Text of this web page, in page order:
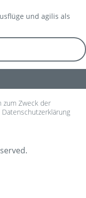
und agilis als
zum Zweck der